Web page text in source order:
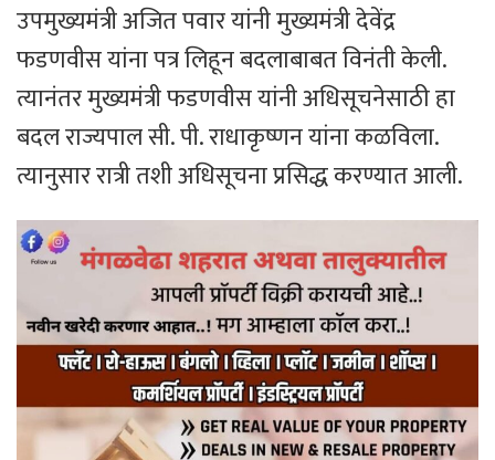
उपमुख्यमंत्री अजित पवार यांनी मुख्यमंत्री देवेंद्र
फडणवीस यांना पत्र लिहून बदलाबाबत विनंती केली.
त्यानंतर मुख्यमंत्री फडणवीस यांनी अधिसूचनेसाठी हा
बदल राज्यपाल सी. पी. राधाकृष्णन यांना कळविला.
त्यानुसार रात्री तशी अधिसूचना प्रसिद्ध करण्यात आली.